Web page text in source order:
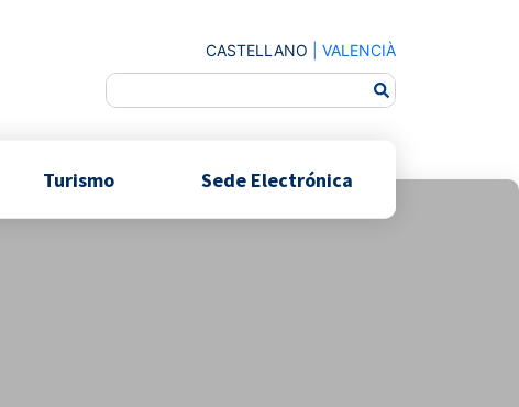
CASTELLANO VALENCIÀ
Turismo Sede Electrónica